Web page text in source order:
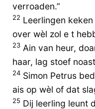
verroaden.”
22 Leerlingen
over wèl zol e t
23 Ain van heur,
haar, lag stoef
24 Simon Petrus
ais op wèl of dat
25 Dij leerling leunt